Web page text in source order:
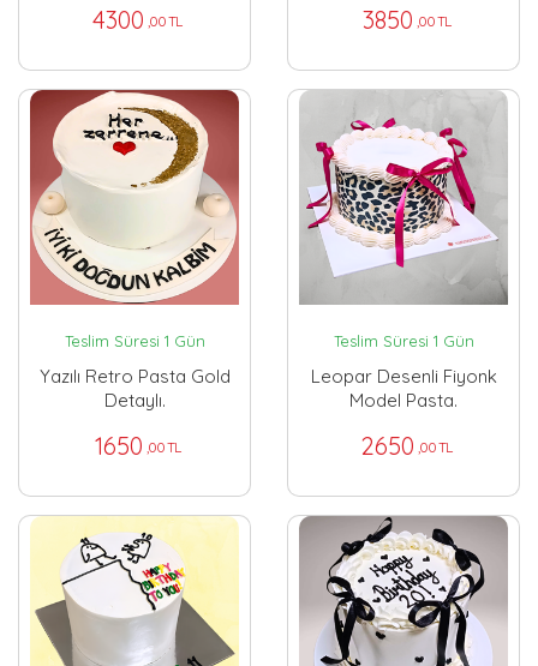
4300 ,00 TL 3850 ,00 TL
Teslim Süresi 1 Gün
Yazılı Retro Pasta Gold
Detaylı.
1650 ,00 TL
Teslim Süresi 1 Gün
Leopar Desenli Fiyonk
Model Pasta.
2650 ,00 TL